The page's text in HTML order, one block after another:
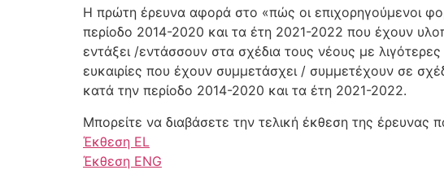
Η πρώτη έρευνα αφορά στο «πώς οι επιχορηγούμενοι
περίοδο 2014-2020 και τα έτη 2021-2022 που έχουν
εντάξει /εντάσσουν στα σχέδια τους νέους με
ευκαιρίες που έχουν συμμετάσχει / συμμετέχουν σε
κατά την περίοδο 2014-2020 και τα έτη 2021-2022.
Μπορείτε να διαβάσετε την τελική έκθεση της έρευνας
Έκθεση EL
Έκθεση ENG